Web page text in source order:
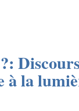
à la